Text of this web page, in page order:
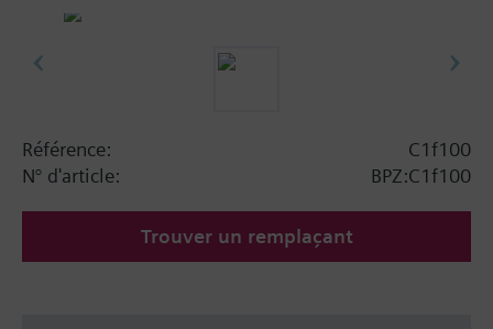
Référence:
C1f100
N° d'article:
BPZ:C1f100
Trouver un remplaçant